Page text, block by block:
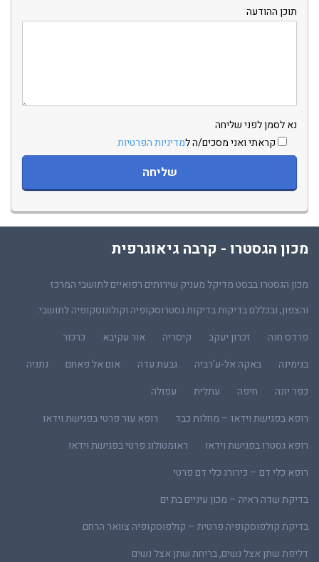
תוכן ההודעה
נא לסמן לפני שליחה
קראתי ואני מסכים/ה למדיניות הפרטיות
מכון הגסטרו - קרבה גיאוגרפית
מכון הגסטרו בבסט מדיקל מעניק שירותים רפואיים לתושבי המרכז
והצפון, ובכללם בדיקות בדיקות גסטרוסקופיה וקולונוסקופיה לתושבי:
פרדס חנה
זכרון יעקב קיסריה אור עקיבא
כרכור
בנימינה
באקה אל-ע'רביה גבעת עדה אום אל פאחם
נתניה
כפר יונה
חיפה עתלית
עפולה
רופא בפגישת וידאו – מחלות כבד
רופא עור פרטי בפגישת וידאו
רופא גסטרו בפגישת וידאו
ראומטולוג פרטי בפגישת וידאו
רופא כלי דם – כירורג כלי דם פרטי
בדיקת שדה ראיה – מכון עיניים בת ים
בדיקת קולפוסקופיה פרטית – קולפוסקופיה צוואר הרחם
דליפת שתן אצל נשים, בריחת שתן אצל נשים